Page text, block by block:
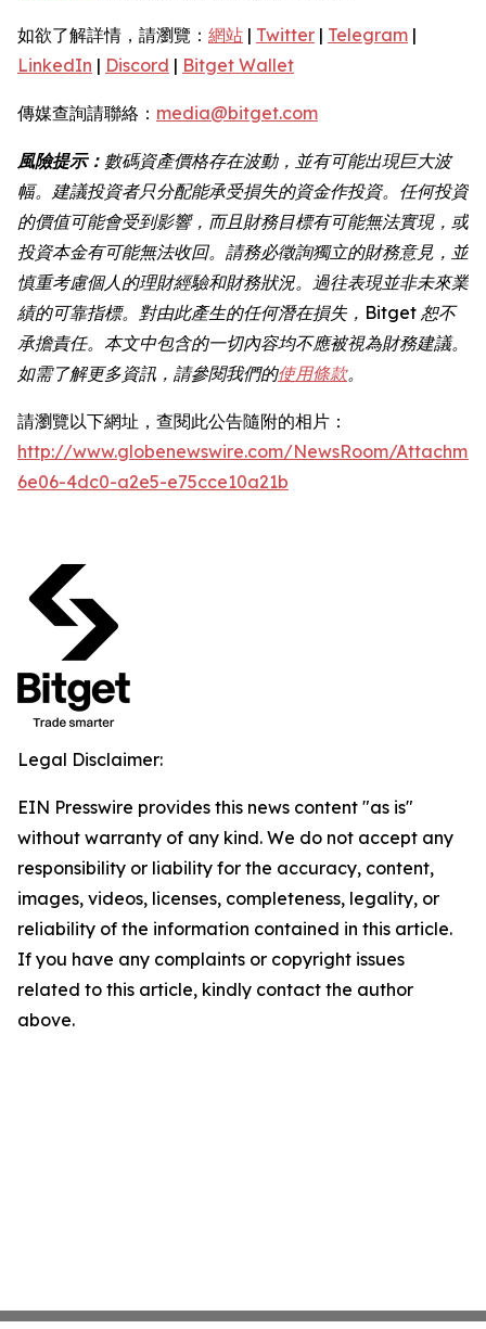
如欲了解詳情，請瀏覽： 網站 | Twitter | Telegram |
LinkedIn | Discord | Bitget Wallet
傳媒查詢請聯絡： media@bitget.com
風險提示： 數碼資產價格存在波動，並有可能出現巨大波
幅。建議投資者只分配能承受損失的資金作投資。任何投資
的價值可能會受到影響，而且財務目標有可能無法實現，或
投資本金有可能無法收回。請務必徵詢獨立的財務意見，並
慎重考慮個人的理財經驗和財務狀況。過往表現並非未來業
績的可靠指標。對由此產生的任何潛在損失，Bitget 恕不
承擔責任。本文中包含的一切內容均不應被視為財務建議。
如需了解更多資訊，請參閱我們的使用條款。
請瀏覽以下網址，查閱此公告隨附的相片：
http://www.globenewswire.com/NewsRoom/
6e06-4dc0-a2e5-e75cce10a21b
Legal Disclaimer:
EIN Presswire provides this news content "as is"
without warranty of any kind. We do not accept any
responsibility or liability for the accuracy, content,
images, videos, licenses, completeness, legality, or
reliability of the information contained in this article.
If you have any complaints or copyright issues
related to this article, kindly contact the author
above.